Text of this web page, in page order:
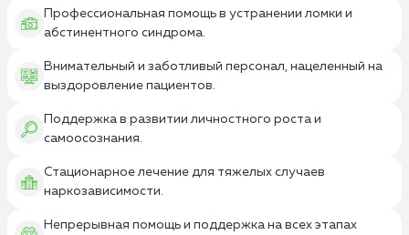
Профессиональная помощь в устранении ломки и
абстинентного синдрома.
Внимательный и заботливый персонал, нацеленный на
выздоровление пациентов.
Поддержка в развитии личностного роста и
самоосознания.
Стационарное лечение для тяжелых случаев
наркозависимости.
Непрерывная помощь и поддержка на всех этапах